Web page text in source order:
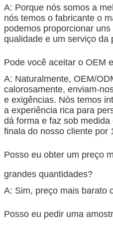
A: Porque nós somos a
nós temos o fabricante o
podemos proporcionar
qualidade e um serviço da
Pode você aceitar o OEM
A: Naturalmente, OEM/
calorosamente, enviam-
e exigências. Nós temos
a experiência rica para
dá forma e faz sob
finala do nosso cliente por
Posso eu obter um preço
grandes quantidades?
A: Sim, preço mais barato
Posso eu pedir uma